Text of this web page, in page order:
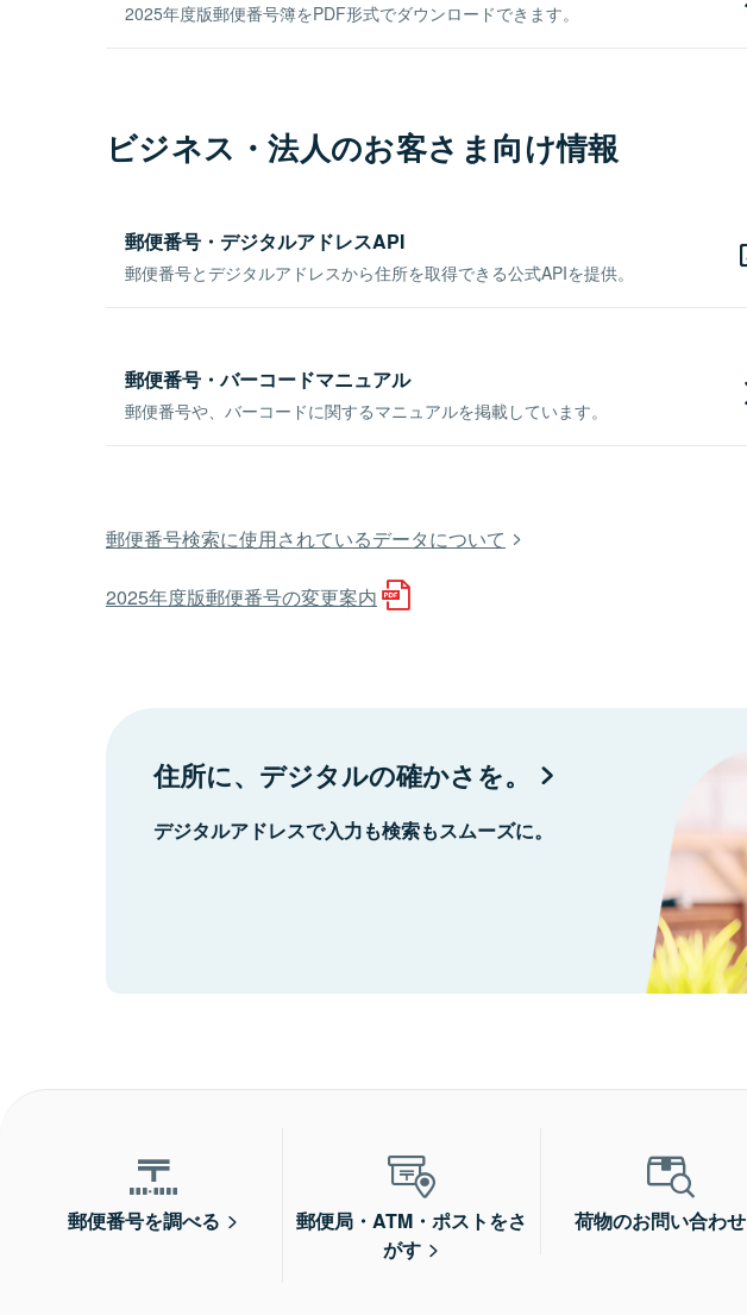
2025年度版郵便番号簿をPDF形式でダウンロードできます。
ビジネス・法人のお客さま向け情報
郵便番号・デジタルアドレスAPI
郵便番号とデジタルアドレスから住所を取得できる公式APIを提供。
郵便番号・バーコードマニュアル
郵便番号や、バーコードに関するマニュアルを掲載しています。
郵便番号検索に使用されているデータについて
2025年度版郵便番号の変更案内
住所に、デジタルの確かさを。
デジタルアドレスで入力も検索もスムーズに。
郵便番号を調べる
郵便局・ATM・ポストをさ
がす
荷物のお問い合わせ